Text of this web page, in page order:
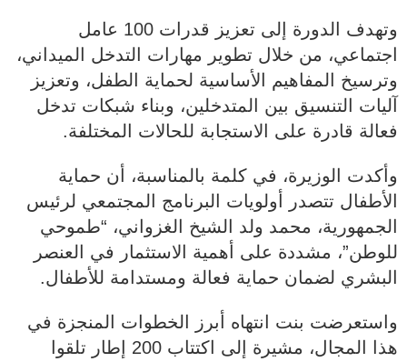
وتهدف الدورة إلى تعزيز قدرات 100 عامل
اجتماعي، من خلال تطوير مهارات التدخل الميداني،
وترسيخ المفاهيم الأساسية لحماية الطفل، وتعزيز
آليات التنسيق بين المتدخلين، وبناء شبكات تدخل
فعالة قادرة على الاستجابة للحالات المختلفة.
وأكدت الوزيرة، في كلمة بالمناسبة، أن حماية
الأطفال تتصدر أولويات البرنامج المجتمعي لرئيس
الجمهورية، محمد ولد الشيخ الغزواني، “طموحي
للوطن”، مشددة على أهمية الاستثمار في العنصر
البشري لضمان حماية فعالة ومستدامة للأطفال.
واستعرضت بنت انتهاه أبرز الخطوات المنجزة في
هذا المجال، مشيرة إلى اكتتاب 200 إطار تلقوا